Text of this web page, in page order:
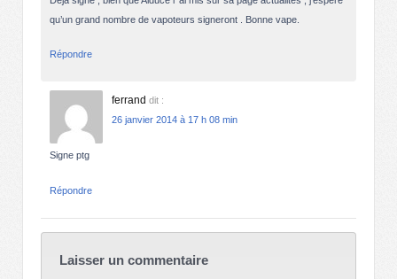
qu’un grand nombre de vapoteurs signeront . Bonne vape.
Répondre
ferrand dit :
26 janvier 2014 à 17 h 08 min
Signe ptg
Répondre
Laisser un commentaire